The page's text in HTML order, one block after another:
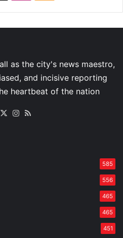
Facebook
X Instagram
585
556
465
465
451